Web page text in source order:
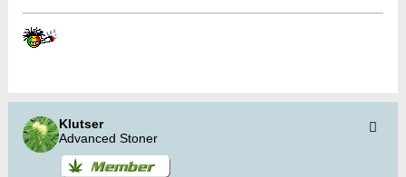
Klutser
Advanced Stoner